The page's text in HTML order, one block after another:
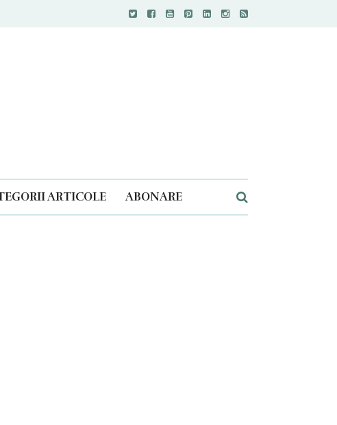
ARTICOLE ABONARE